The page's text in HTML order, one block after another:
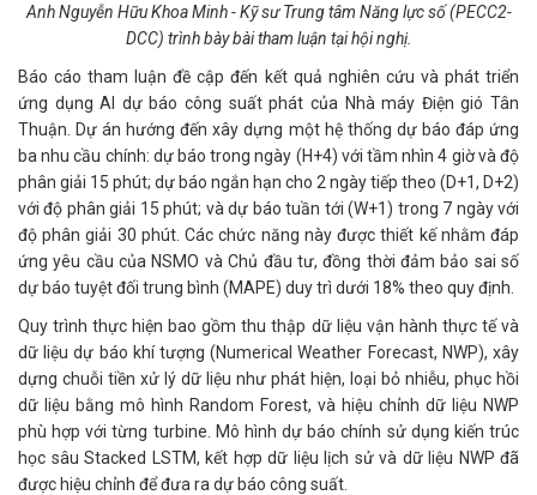
Anh Nguyễn Hữu Khoa Minh - Kỹ sư Trung tâm Năng lực số (PECC2-
DCC) trình bày bài tham luận tại hội nghị.
Báo cáo tham luận đề cập đến kết quả nghiên cứu và phát triển
ứng dụng AI dự báo công suất phát của Nhà máy Điện gió Tân
Thuận. Dự án hướng đến xây dựng một hệ thống dự báo đáp ứng
ba nhu cầu chính: dự báo trong ngày (H+4) với tầm nhìn 4 giờ và độ
phân giải 15 phút; dự báo ngắn hạn cho 2 ngày tiếp theo (D+1, D+2)
với độ phân giải 15 phút; và dự báo tuần tới (W+1) trong 7 ngày với
độ phân giải 30 phút. Các chức năng này được thiết kế nhằm đáp
ứng yêu cầu của NSMO và Chủ đầu tư, đồng thời đảm bảo sai số
dự báo tuyệt đối trung bình (MAPE) duy trì dưới 18% theo quy định.
Quy trình thực hiện bao gồm thu thập dữ liệu vận hành thực tế và
dữ liệu dự báo khí tượng (Numerical Weather Forecast, NWP), xây
dựng chuỗi tiền xử lý dữ liệu như phát hiện, loại bỏ nhiễu, phục hồi
dữ liệu bằng mô hình Random Forest, và hiệu chỉnh dữ liệu NWP
phù hợp với từng turbine. Mô hình dự báo chính sử dụng kiến trúc
học sâu Stacked LSTM, kết hợp dữ liệu lịch sử và dữ liệu NWP đã
được hiệu chỉnh để đưa ra dự báo công suất.